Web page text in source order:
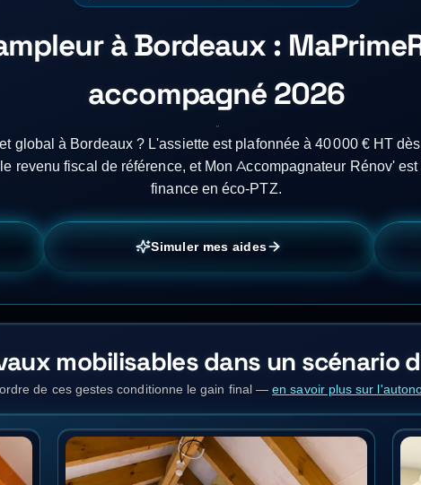
à Bordeaux :
accompagné 2026
global à Bordeaux ? L'assiette est plafonnée à 40 000 € HT
revenu fiscal de référence, et Mon Accompagnateur Rénov'
finance en éco-PTZ.
Simuler mes aides
mobilisables dans un scénario
de ces gestes conditionne le gain final— en savoir plus sur